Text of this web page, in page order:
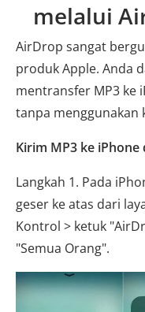
melalui
AirDrop sangat
produk Apple. Anda
mentransfer MP3 ke
tanpa menggunakan
Kirim MP3 ke
Langkah 1. Pada
geser ke atas dari
Kontrol > ketuk
"Semua Orang".